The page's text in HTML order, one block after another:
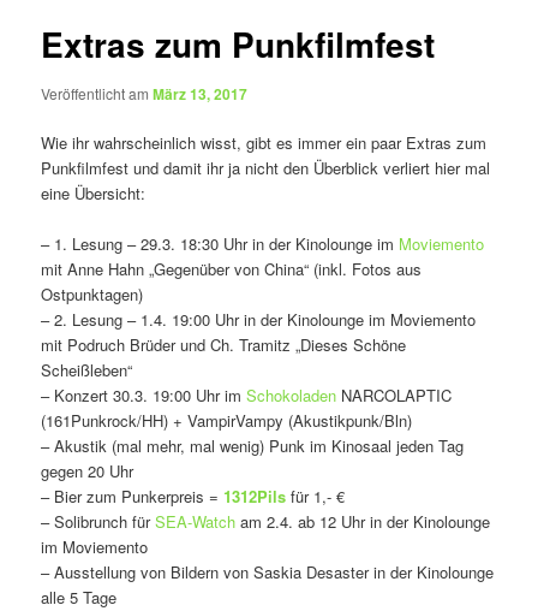
Extras zum Punkfilmfest
Veröffentlicht amMärz 13, 2017
Wie ihr wahrscheinlich wisst, gibt es immer ein paar Extras zum
Punkfilmfest und damit ihr ja nicht den Überblick verliert hier mal
eine Übersicht:
– 1. Lesung – 29.3. 18:30 Uhr in der Kinolounge im Moviemento
mit Anne Hahn „Gegenüber von China“ (inkl. Fotos aus
Ostpunktagen)
– 2. Lesung – 1.4. 19:00 Uhr in der Kinolounge im Moviemento
mit Podruch Brüder und Ch. Tramitz „Dieses Schöne
Scheißleben“
– Konzert 30.3. 19:00 Uhr imSchokoladen NARCOLAPTIC
(161Punkrock/HH) + VampirVampy (Akustikpunk/Bln)
– Akustik (mal mehr, mal wenig) Punk im Kinosaal jeden Tag
gegen 20 Uhr
– Bier zum Punkerpreis = 1312Pils für 1,- €
– Solibrunch fürSEA-Watch am 2.4. ab 12 Uhr in der Kinolounge
im Moviemento
– Ausstellung von Bildern von Saskia Desaster in der Kinolounge
alle 5 Tage